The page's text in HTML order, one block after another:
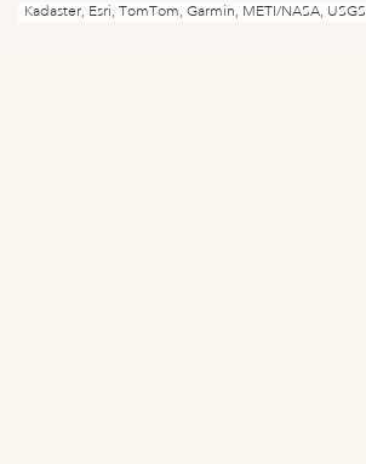
Kadaster, Esri, TomTom, Garmin, METI/NASA, USGS